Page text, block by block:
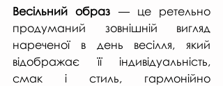
Весільний образ — це ретельно
продуманий зовнішній вигляд
нареченої в день весілля, який
відображає її індивідуальність,
смак і стиль, гармонійно